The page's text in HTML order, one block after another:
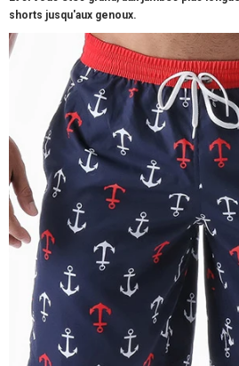
shorts jusqu'aux genoux.